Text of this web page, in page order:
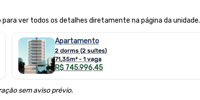
ver todos os detalhes diretamente na página da unidade.
Apartamento
2 dorms (2 suítes)
71,35m² - 1 vaga
R$ 745.996,45
sem aviso prévio.